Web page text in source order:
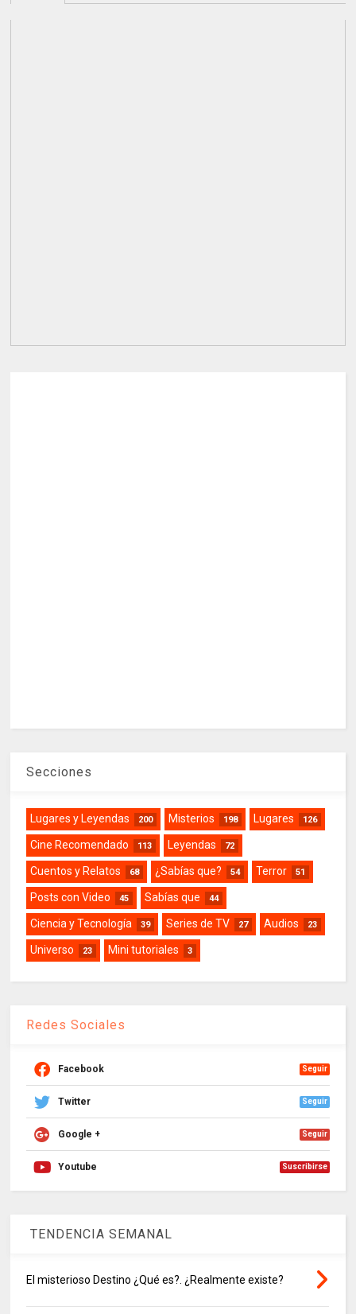
Secciones
Lugares y Leyendas 200 Misterios 198 Lugares 126
Cine Recomendado 113 Leyendas 72
Cuentos y Relatos 68 ¿Sabías que? 54 Terror 51
Posts con Video 45 Sabías que 44
Ciencia y Tecnología 39 Series de TV 27 Audios 23
Universo 23 Mini tutoriales 3
Redes Sociales
Facebook Seguir
Twitter Seguir
Google + Seguir
Youtube Suscribirse
TENDENCIA SEMANAL
El misterioso Destino ¿Qué es?. ¿Realmente existe?